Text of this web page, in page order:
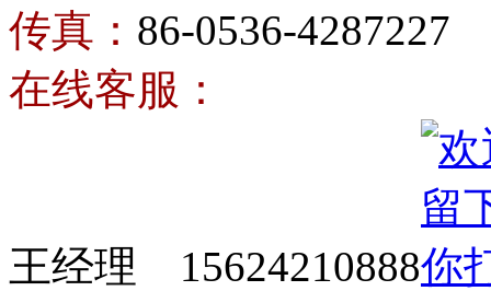
传真： 86-0536-4287227
在线客服：
王经理 15624210888